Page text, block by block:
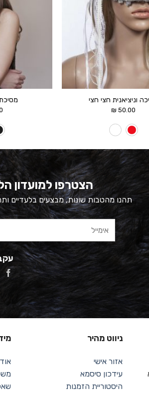
וניציאנית חצי חצי
50.00
₪
הצטרפו למועדון
תהנו מהטבות שונות, מבצעים בלעדיים
ניווט מהיר
אזור אישי
עידכון סיסמא
היסטוריית הזמנות